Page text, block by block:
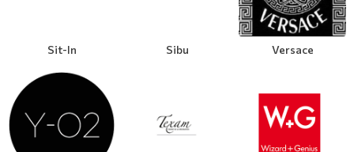
Sit-In Sibu Versace